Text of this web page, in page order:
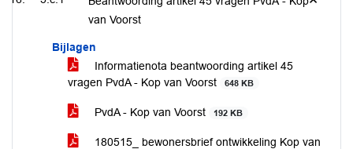
van Voorst
Bijlagen
Informatienota beantwoording artikel 45
vragen PvdA - Kop van Voorst
648 KB
PvdA - Kop van Voorst 192 KB
180515_ bewonersbrief ontwikkeling Kop van